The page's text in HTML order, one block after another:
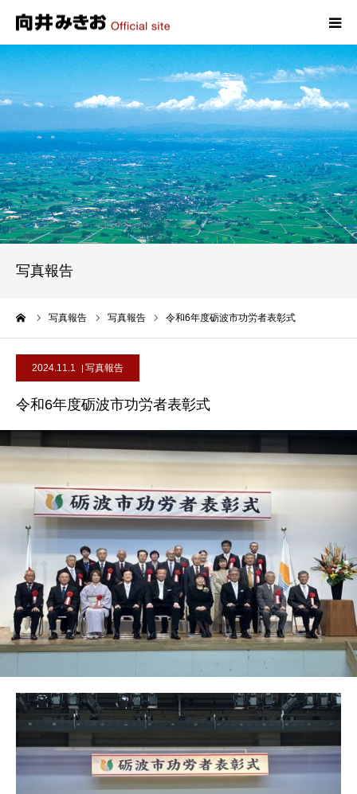
写真報告
写真報告 写真報告 令和6年度砺波市功労者表彰式
2024.11.1 写真報告
令和6年度砺波市功労者表彰式
HOME
プロフィール
政策
活動報告